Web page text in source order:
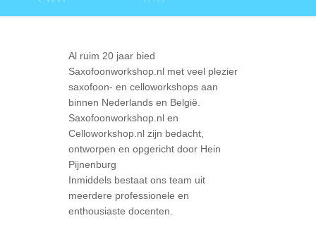
Al ruim 20 jaar bied
Saxofoonworkshop.nl met veel plezier
saxofoon- en celloworkshops aan
binnen Nederlands en België.
Saxofoonworkshop.nl en
Celloworkshop.nl zijn bedacht,
ontworpen en opgericht door Hein
Pijnenburg
Inmiddels bestaat ons team uit
meerdere professionele en
enthousiaste docenten.